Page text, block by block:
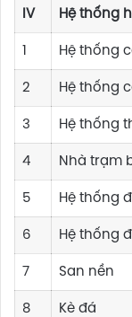
IV Hệ thống
1 Hệ thống
2 Hệ thống
3 Hệ thống
4 Nhà trạm
5 Hệ thống
6 Hệ thống
7 San nền
8 Kè đá